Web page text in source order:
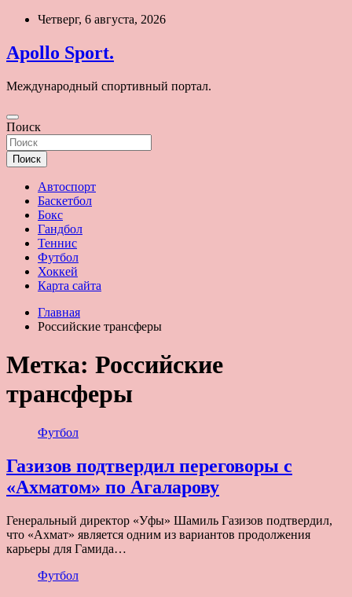
Перейти
содержимому
Четверг, 6 августа, 2026
Apollo Sport.
Международный спортивный портал.
Поиск
Поиск
Автоспорт
Баскетбол
Бокс
Гандбол
Теннис
Футбол
Хоккей
Карта сайта
Главная
Российские трансферы
Метка: Российские
трансферы
Футбол
Газизов подтвердил переговоры с
«Ахматом» по Агаларову
Генеральный директор «Уфы» Шамиль Газизов подтвердил,
что «Ахмат» является одним из вариантов продолжения
карьеры для Гамида…
Футбол